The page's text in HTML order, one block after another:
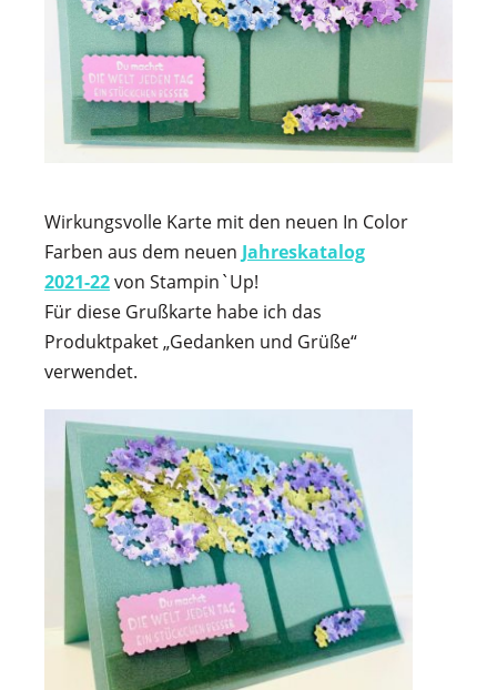
Wirkungsvolle Karte mit den neuen In Color
Farben aus dem neuen Jahreskatalog
2021-22von Stampin`Up!
Für diese Grußkarte habe ich das
Produktpaket „Gedanken und Grüße“
verwendet.